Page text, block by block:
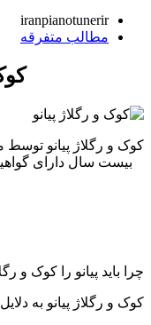
iranpianotunerir
مطالب متفرقه
کوک و رگلاژ پیانو
بیست سال دارای
چرا باید پیانو را کوک و
کوک و رگلاژ پیانو به